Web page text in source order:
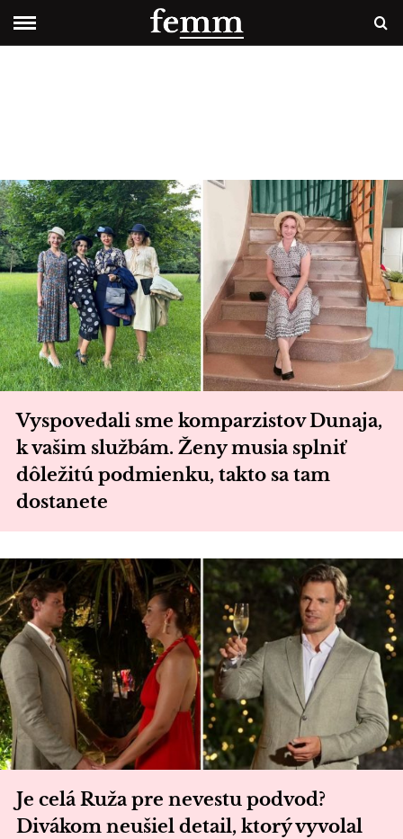
Vyspovedali sme komparzistov Dunaja,
k vašim službám. Ženy musia splniť
dôležitú podmienku, takto sa tam
dostanete
Je celá Ruža pre nevestu podvod?
Divákom neušiel detail, ktorý vyvolal